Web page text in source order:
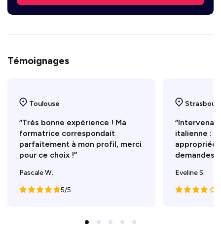
Témoignages
Toulouse
“Très bonne expérience ! Ma
formatrice correspondait
parfaitement à mon profil, merci
pour ce choix !”
Pascale W.
5/5
italienne :
appropriée.
demandes”
Eveline S.